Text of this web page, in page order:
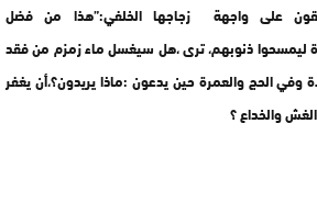
على واجهة زجاجها الخلفي:”هذا من فضل
ليمسحوا ذنوبهم، ترى ،هل سيغسل ماء زمزم من فقد
وفي الحج والعمرة حين يدعون :ماذا يريدون؟،أن يغفر
والخداع ؟